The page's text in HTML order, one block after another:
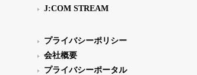
J:COM STREAM
プライバシーポリシー
会社概要
プライバシーポータル